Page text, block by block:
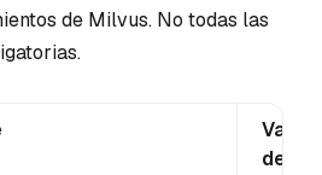
de Milvus. No todas las
Valor